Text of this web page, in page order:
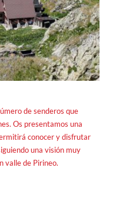
de senderos que
Os presentamos una
conocer y disfrutar
una visión muy
valle de Pirineo.